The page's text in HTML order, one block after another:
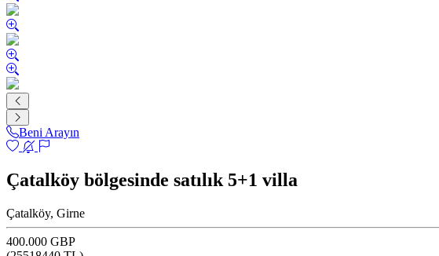
Beni Arayın
Çatalköy bölgesinde satılık 5+1 villa
Çatalköy, Girne
400.000 GBP